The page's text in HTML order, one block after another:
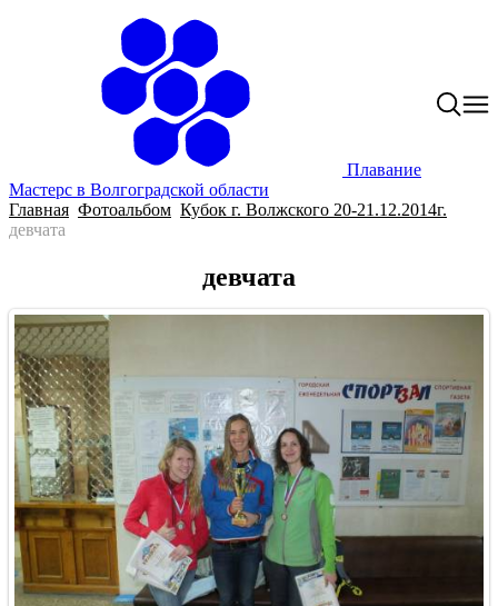
Плавание
Мастерс в Волгоградской области
Главная Фотоальбом Кубок г. Волжского 20-21.12.2014г.
девчата
девчата